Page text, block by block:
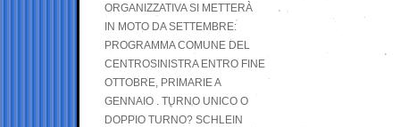
ORGANIZZATIVA SI METTERÀ
IN MOTO DA SETTEMBRE:
PROGRAMMA COMUNE DEL
CENTROSINISTRA ENTRO FINE
OTTOBRE, PRIMARIE A
GENNAIO . TURNO UNICO O
DOPPIO TURNO? SCHLEIN